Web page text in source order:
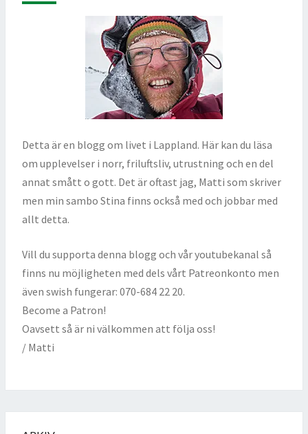
Detta är en blogg om livet i Lappland. Här kan du läsa
om upplevelser i norr, friluftsliv, utrustning och en del
annat smått o gott. Det är oftast jag, Matti som skriver
men min sambo Stina finns också med och jobbar med
allt detta.
Vill du supporta denna blogg och vår youtubekanal så
finns nu möjligheten med dels vårt Patreonkonto men
även swish fungerar: 070-684 22 20.
Become a Patron!
Oavsett så är ni välkommen att följa oss!
/ Matti